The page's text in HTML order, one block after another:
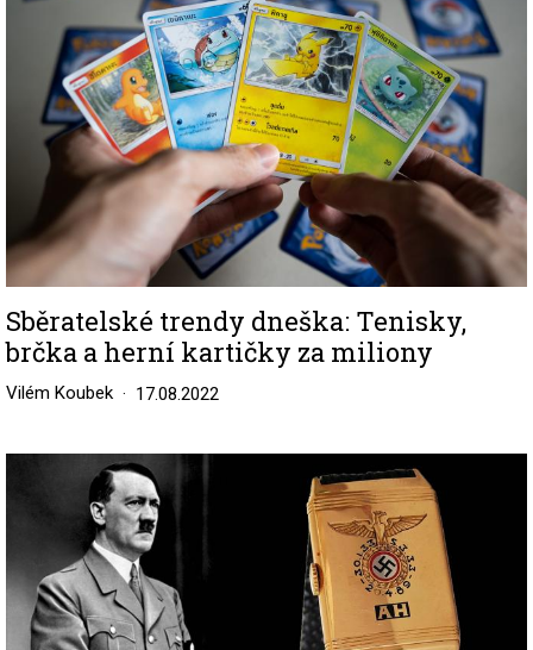
Sběratelské trendy dneška: Tenisky,
brčka a herní kartičky za miliony
Vilém Koubek 17.08.2022